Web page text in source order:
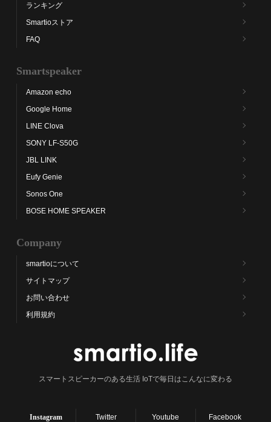
ランキング
Smartioストア
FAQ
Smartspeaker
Amazon echo
Google Home
LINE Clova
SONY LF-S50G
JBL LINK
Eufy Genie
Sonos One
BOSE HOME SPEAKER
Company
smartioについて
サイトマップ
お問い合わせ
利用規約
スマートスピーカーのある生活 IoTで毎日はこんなに変わる
Instagram Twitter Youtube Facebook